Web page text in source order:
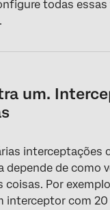
todas
um.
interceptações
depende de como
coisas. Por
interceptor com